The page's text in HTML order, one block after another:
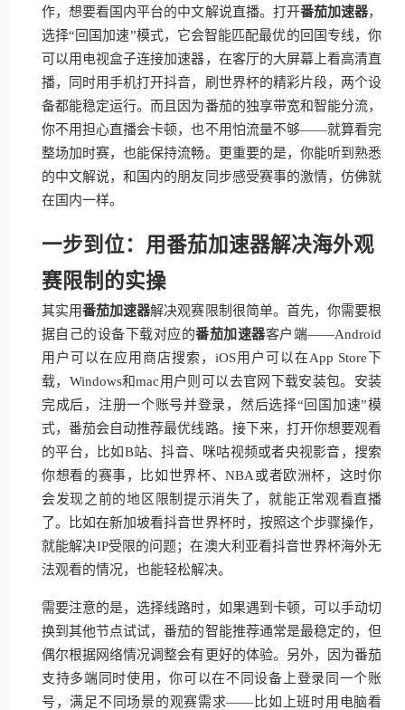
作，想要看国内平台的中文解说直播。打开番茄加速器，
选择“回国加速”模式，它会智能匹配最优的回国专线，你
可以用电视盒子连接加速器，在客厅的大屏幕上看高清直
播，同时用手机打开抖音，刷世界杯的精彩片段，两个设
备都能稳定运行。而且因为番茄的独享带宽和智能分流，
你不用担心直播会卡顿，也不用怕流量不够——就算看完
整场加时赛，也能保持流畅。更重要的是，你能听到熟悉
的中文解说，和国内的朋友同步感受赛事的激情，仿佛就
在国内一样。
一步到位：用番茄加速器解决海外观
赛限制的实操
其实用番茄加速器解决观赛限制很简单。首先，你需要根
据自己的设备下载对应的番茄加速器客户端——Android
用户可以在应用商店搜索，iOS用户可以在App Store下
载，Windows和mac用户则可以去官网下载安装包。安装
完成后，注册一个账号并登录，然后选择“回国加速”模
式，番茄会自动推荐最优线路。接下来，打开你想要观看
的平台，比如B站、抖音、咪咕视频或者央视影音，搜索
你想看的赛事，比如世界杯、NBA或者欧洲杯，这时你
会发现之前的地区限制提示消失了，就能正常观看直播
了。比如在新加坡看抖音世界杯时，按照这个步骤操作，
就能解决IP受限的问题；在澳大利亚看抖音世界杯海外无
法观看的情况，也能轻松解决。
需要注意的是，选择线路时，如果遇到卡顿，可以手动切
换到其他节点试试，番茄的智能推荐通常是最稳定的，但
偶尔根据网络情况调整会有更好的体验。另外，因为番茄
支持多端同时使用，你可以在不同设备上登录同一个账
号，满足不同场景的观赛需求——比如上班时用电脑看